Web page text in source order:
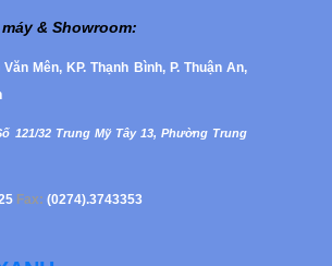
& Showroom:
Mên, KP. Thạnh Bình, P. Thuận An,
121/32 Trung Mỹ Tây 13, Phường Trung
Fax: (0274).3743353